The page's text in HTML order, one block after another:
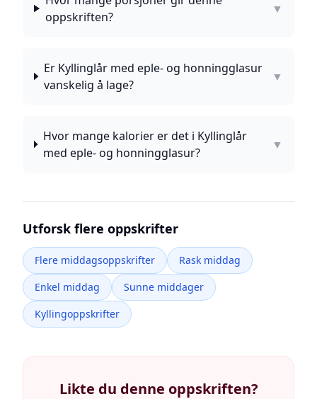
oppskriften?
▼
Er Kyllinglår med eple- og honningglasur
vanskelig å lage?
▼
Hvor mange kalorier er det i Kyllinglår
med eple- og honningglasur?
▼
Utforsk flere oppskrifter
Flere middagsoppskrifter
Rask middag
Enkel middag
Sunne middager
Kyllingoppskrifter
Likte du denne oppskriften?